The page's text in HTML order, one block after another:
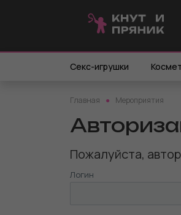
Секс-игрушки
Главная Мероприятия
Пожалуйста,
Логин